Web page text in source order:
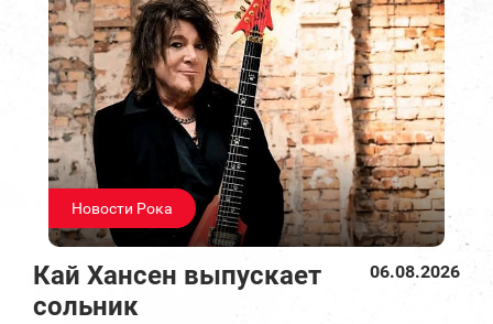
Новости Рока
Кай Хансен выпускает
сольник
06.08.2026